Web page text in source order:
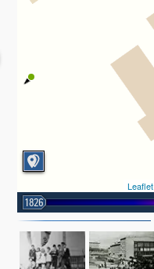
Leaflet
1826